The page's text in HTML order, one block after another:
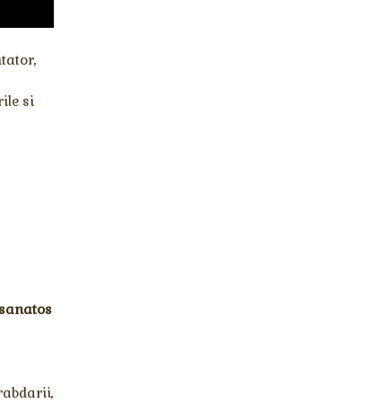
si